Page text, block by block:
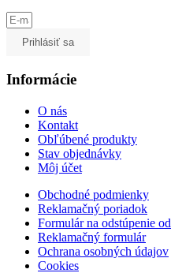
Prihlásiť sa
Informácie
O nás
Kontakt
Obľúbené produkty
Stav objednávky
Môj účet
Obchodné podmienky
Reklamačný poriadok
Formulár na odstúpenie
Reklamačný formulár
Ochrana osobných údajov
Cookies